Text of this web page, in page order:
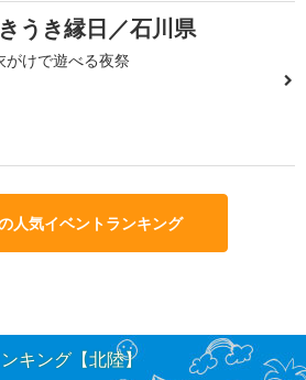
うき縁日／石川県
がけで遊べる夜祭
人気イベントランキング
キング【北陸】